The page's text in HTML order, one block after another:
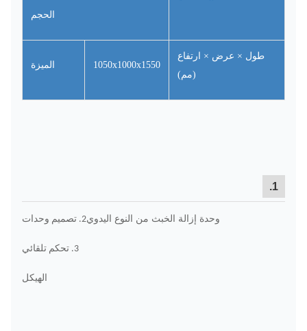
الحجم
طول × عرض × ارتفاع
(مم)
1050x1000x1550 الميزة
1.
وحدة إزالة الخبث من النوع اليدوي2. تصميم وحدات
3. تحكم تلقائي
الهيكل